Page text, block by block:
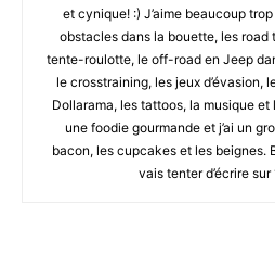
et cynique! :) J’aime beaucoup
obstacles dans la bouette, les road
tente-roulotte, le off-road en Jeep
le crosstraining, les jeux d’évasion,
Dollarama, les tattoos, la musique
une foodie gourmande et j’ai un
bacon, les cupcakes et les beignes.
vais tenter d’écrire